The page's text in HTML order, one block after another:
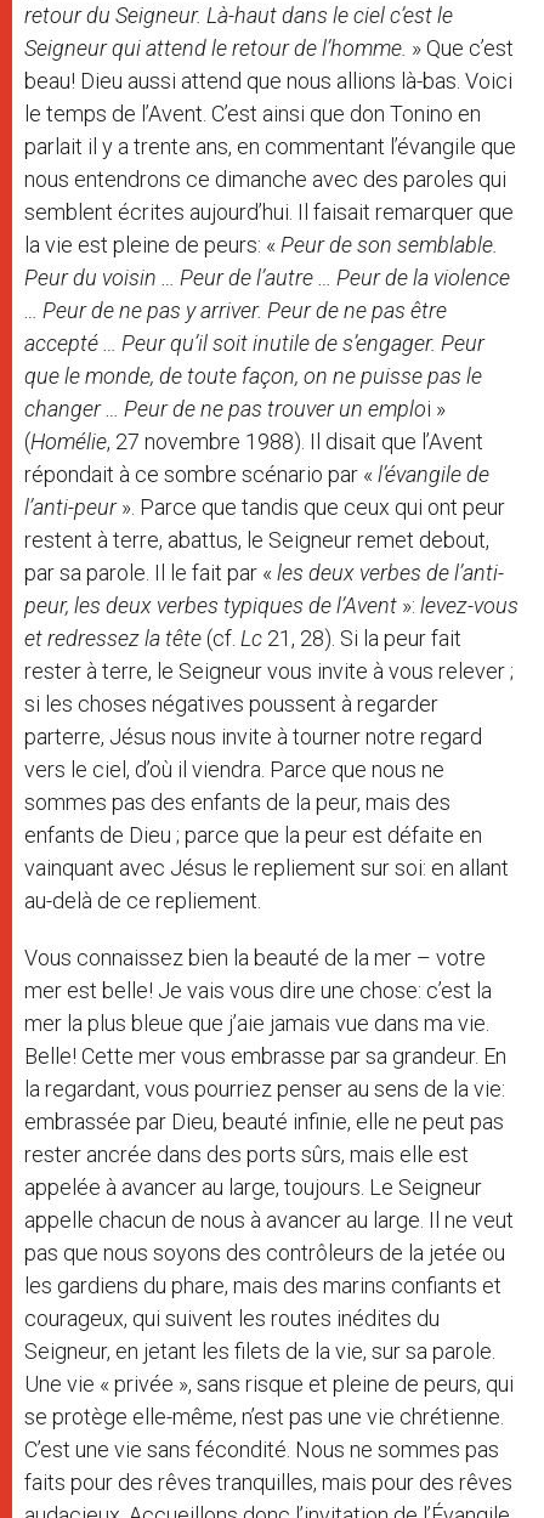
retour du Seigneur. Là-haut dans le ciel c’est le
Seigneur qui attend le retour de l’homme. » Que c’est
beau! Dieu aussi attend que nous allions là-bas. Voici
le temps de l’Avent. C’est ainsi que don Tonino en
parlait il y a trente ans, en commentant l’évangile que
nous entendrons ce dimanche avec des paroles qui
semblent écrites aujourd’hui. Il faisait remarquer que
la vie est pleine de peurs: « Peur de son semblable.
Peur du voisin … Peur de l’autre … Peur de la violence
… Peur de ne pas y arriver. Peur de ne pas être
accepté … Peur qu’il soit inutile de s’engager. Peur
que le monde, de toute façon, on ne puisse pas le
changer … Peur de ne pas trouver un emploi »
(Homélie, 27 novembre 1988). Il disait que l’Avent
répondait à ce sombre scénario par « l’évangile de
l’anti-peur». Parce que tandis que ceux qui ont peur
restent à terre, abattus, le Seigneur remet debout,
par sa parole. Il le fait par « les deux verbes de l’anti-
peur, les deux verbes typiques de l’Avent »: levez-vous
et redressez la tête (cf. Lc 21, 28). Si la peur fait
rester à terre, le Seigneur vous invite à vous relever ;
si les choses négatives poussent à regarder
parterre, Jésus nous invite à tourner notre regard
vers le ciel, d’où il viendra. Parce que nous ne
sommes pas des enfants de la peur, mais des
enfants de Dieu ; parce que la peur est défaite en
vainquant avec Jésus le repliement sur soi: en allant
au-delà de ce repliement.
Vous connaissez bien la beauté de la mer – votre
mer est belle! Je vais vous dire une chose: c’est la
mer la plus bleue que j’aie jamais vue dans ma vie.
Belle! Cette mer vous embrasse par sa grandeur. En
la regardant, vous pourriez penser au sens de la vie:
embrassée par Dieu, beauté infinie, elle ne peut pas
rester ancrée dans des ports sûrs, mais elle est
appelée à avancer au large, toujours. Le Seigneur
appelle chacun de nous à avancer au large. Il ne veut
pas que nous soyons des contrôleurs de la jetée ou
les gardiens du phare, mais des marins confiants et
courageux, qui suivent les routes inédites du
Seigneur, en jetant les filets de la vie, sur sa parole.
Une vie « privée », sans risque et pleine de peurs, qui
se protège elle-même, n’est pas une vie chrétienne.
C’est une vie sans fécondité. Nous ne sommes pas
faits pour des rêves tranquilles, mais pour des rêves